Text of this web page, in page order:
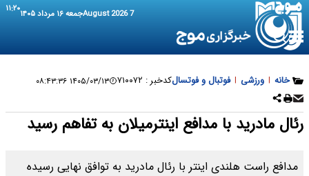
7 August 2026 جمعه ۱۶ مرداد ۱۴۰۵ ۱۱:۲۰
خانه | ورزشی | فوتبال و فوتسالکدخبر : ۷۱۰۰۷۲ ۱۴۰۵/۰۳/۱۳ ۰۸:۴۳:۳۶
رئال مادرید با مدافع اینترمیلان به تفاهم رسید
مدافع راست هلندی اینتر با رئال مادرید به توافق نهایی رسیده